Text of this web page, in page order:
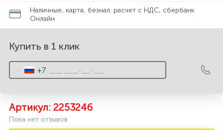
Наличные, карта, безнал. расчет с НДС, сбербанк
Онлайн
Купить в 1 клик
+7
Артикул: 2253246
Пока нет отзывов
Ремонт мягкой мебели
Ремонт стиральных и посудомоечных машин
Услуги дизайнера